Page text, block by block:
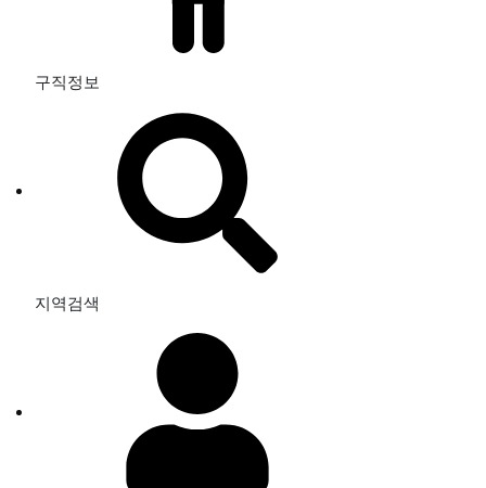
구직정보
지역검색